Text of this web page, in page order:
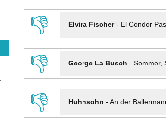
👎
Elvira Fischer- El Condor
👎
George La Busch - Sommer,
👎
Huhnsohn - An der